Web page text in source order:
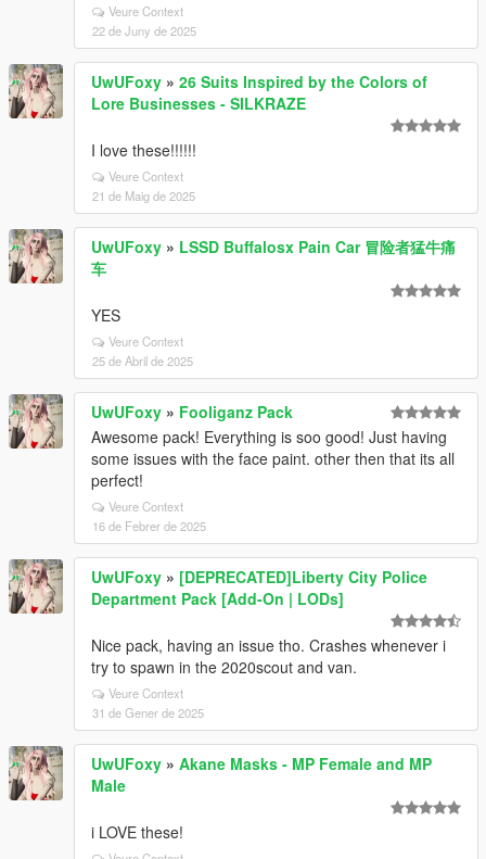
Veure Context
22 de Juny de 2025
UwUFoxy » 26 Suits Inspired by the Colors of
Lore Businesses - SILKRAZE
I love these!!!!!!
Veure Context
21 de Maig de 2025
UwUFoxy » LSSD Buffalosx Pain Car 冒险者猛牛痛
车
YES
Veure Context
25 de Abril de 2025
UwUFoxy » Fooliganz Pack
Awesome pack! Everything is soo good! Just having
some issues with the face paint. other then that its all
perfect!
Veure Context
16 de Febrer de 2025
UwUFoxy » [DEPRECATED]Liberty City Police
Department Pack [Add-On | LODs]
Nice pack, having an issue tho. Crashes whenever i
try to spawn in the 2020scout and van.
Veure Context
31 de Gener de 2025
UwUFoxy » Akane Masks - MP Female and MP
Male
i LOVE these!